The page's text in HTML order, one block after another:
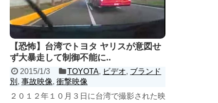
【恐怖】台湾でトヨタ ヤリスが意図せ
ず大暴走して制御不能に..
2015/1/3 TOYOTA, ビデオ, ブランド
別 , 事故映像, 衝撃映像
２０１２年１０月３日に台湾で撮影された映